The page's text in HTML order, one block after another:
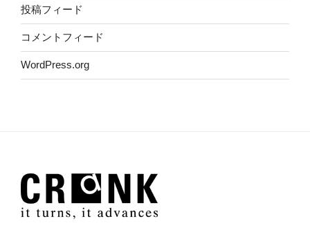
投稿フィード
コメントフィード
WordPress.org